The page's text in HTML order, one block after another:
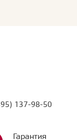
137-98-50
Гарантия